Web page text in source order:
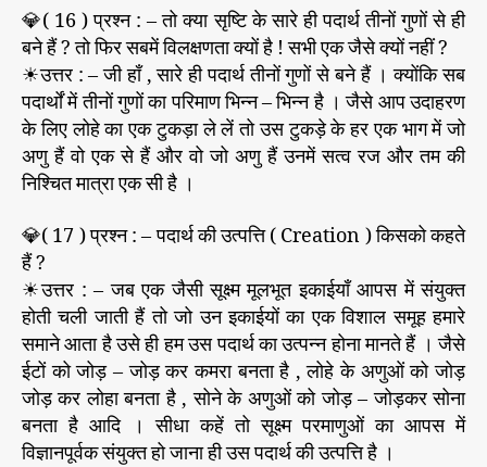
💎( 16 ) प्रश्न : – तो क्या सृष्टि के सारे ही पदार्थ तीनों गुणों से ही
बने हैं ? तो फिर सबमें विलक्षणता क्यों है ! सभी एक जैसे क्यों नहीं ?
☀उत्तर : – जी हाँ , सारे ही पदार्थ तीनों गुणों से बने हैं । क्योंकि सब
पदार्थों में तीनों गुणों का परिमाण भिन्न – भिन्न है । जैसे आप उदाहरण
के लिए लोहे का एक टुकड़ा ले लें तो उस टुकड़े के हर एक भाग में जो
अणु हैं वो एक से हैं और वो जो अणु हैं उनमें सत्व रज और तम की
निश्चित मात्रा एक सी है ।
💎( 17 ) प्रश्न : – पदार्थ की उत्पत्ति ( Creation ) किसको कहते
हैं ?
☀उत्तर : – जब एक जैसी सूक्ष्म मूलभूत इकाईयाँ आपस में संयुक्त
होती चली जाती हैं तो जो उन इकाईयों का एक विशाल समूह हमारे
समाने आता है उसे ही हम उस पदार्थ का उत्पन्न होना मानते हैं । जैसे
ईटों को जोड़ – जोड़ कर कमरा बनता है , लोहे के अणुओं को जोड़
जोड़ कर लोहा बनता है , सोने के अणुओं को जोड़ – जोड़कर सोना
बनता है आदि । सीधा कहें तो सूक्ष्म परमाणुओं का आपस में
विज्ञानपूर्वक संयुक्त हो जाना ही उस पदार्थ की उत्पत्ति है ।